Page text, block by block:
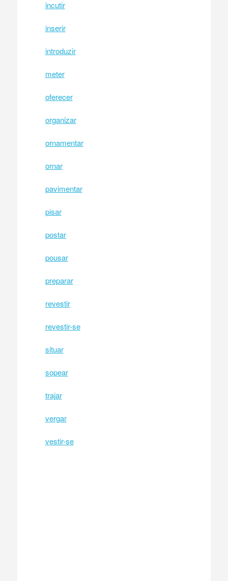
incutir
inserir
introduzir
meter
oferecer
organizar
ornamentar
ornar
pavimentar
pisar
postar
pousar
preparar
revestir
revestir-se
situar
sopear
trajar
vergar
vestir-se